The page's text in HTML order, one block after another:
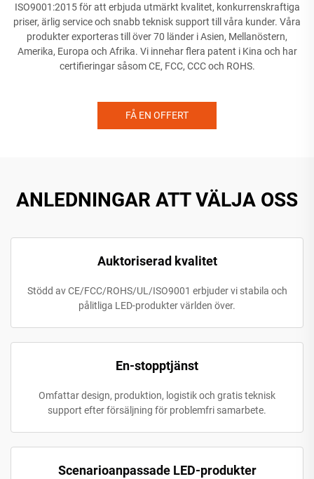
ISO9001:2015 för att erbjuda utmärkt kvalitet, konkurrenskraftiga
priser, ärlig service och snabb teknisk support till våra kunder. Våra
produkter exporteras till över 70 länder i Asien, Mellanöstern,
Amerika, Europa och Afrika. Vi innehar flera patent i Kina och har
certifieringar såsom CE, FCC, CCC och ROHS.
FÅ EN OFFERT
ANLEDNINGAR ATT VÄLJA OSS
Auktoriserad kvalitet
Stödd av CE/FCC/ROHS/UL/ISO9001 erbjuder vi stabila och
pålitliga LED-produkter världen över.
En-stopptjänst
Omfattar design, produktion, logistik och gratis teknisk
support efter försäljning för problemfri samarbete.
Scenarioanpassade LED-produkter